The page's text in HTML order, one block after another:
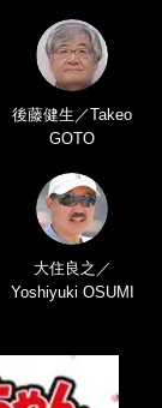
後藤健生／Takeo
GOTO
大住良之／
Yoshiyuki OSUMI